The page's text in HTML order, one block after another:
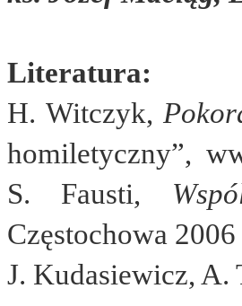
Literatura:
H. Witczyk,
homiletyczny”,
S. Fausti,
Częstochowa 2006
J. Kudasiewicz, A.